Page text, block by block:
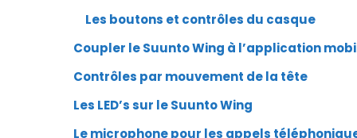
Les boutons et contrôles du casque
Coupler le Suunto Wing à l’application
Contrôles par mouvement de la tête
Les LED’s sur le Suunto Wing
Le microphone pour les appels